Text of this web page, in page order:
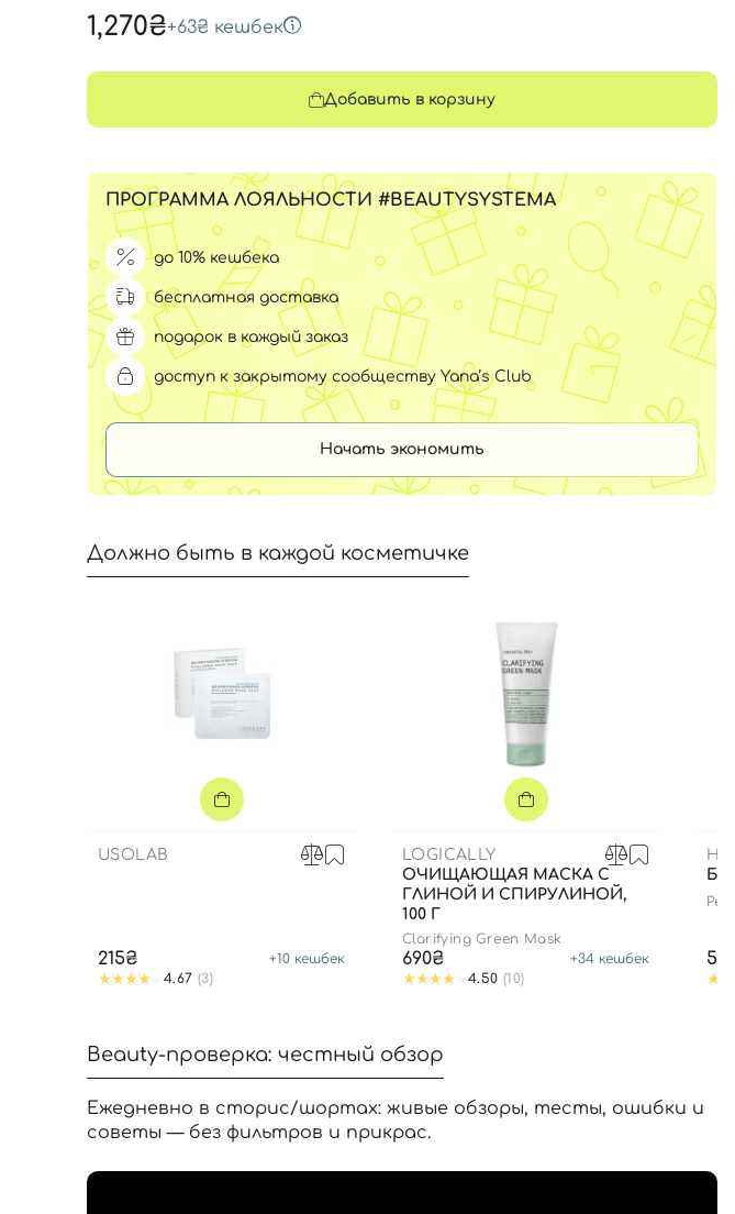
1,270₴+63₴ кешбек
Добавить в корзину
ПРОГРАММА ЛОЯЛЬНОСТИ #BEAUTYSYSTEMA
до 10% кешбека
бесплатная доставка
подарок в каждый заказ
доступ к закрытому сообществу Yana’s Club
Начать экономить
Должно быть в каждой косметичке
USOLAB
215₴ +10 кешбек
4.67 (3)
LOGICALLY
ОЧИЩАЮЩАЯ МАСКА С
ГЛИНОЙ И СПИРУЛИНОЙ,
100 Г
Clarifying Green Mask
690₴ +34 кешбек
4.50 (10)
Beauty-проверка: честный обзор
Ежедневно в сторис/шортах: живые обзоры, тесты, ошибки и
советы — без фильтров и прикрас.